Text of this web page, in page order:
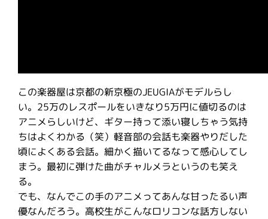
この楽器屋は京都の新京極のJEUGIAがモデルらし
い。25万のレスポールをいきなり5万円に値切るのは
アニメらしいけど、ギター持って添い寝しちゃう気持
ちはよくわかる（笑）軽音部の会話も楽器やりだした
頃によくある会話。細かく描いてるなって感心してし
まう。最初に弾けた曲がチャルメラというのも笑え
る。
でも、なんでこの手のアニメってあんな甘ったるい声
優なんだろう。高校生がこんなロリコンな話方しない